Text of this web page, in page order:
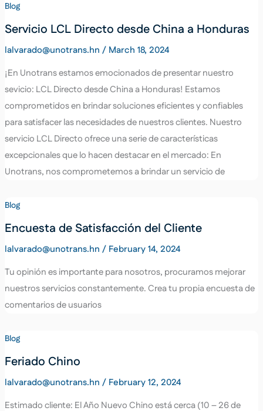
Blog
Servicio LCL Directo desde China a Honduras
lalvarado@unotrans.hn / March 18, 2024
¡En Unotrans estamos emocionados de presentar nuestro
sevicio: LCL Directo desde China a Honduras! Estamos
comprometidos en brindar soluciones eficientes y confiables
para satisfacer las necesidades de nuestros clientes. Nuestro
servicio LCL Directo ofrece una serie de características
excepcionales que lo hacen destacar en el mercado: En
Unotrans, nos comprometemos a brindar un servicio de
Blog
Encuesta de Satisfacción del Cliente
lalvarado@unotrans.hn / February 14, 2024
Tu opinión es importante para nosotros, procuramos mejorar
nuestros servicios constantemente. Crea tu propia encuesta de
comentarios de usuarios
Blog
Feriado Chino
lalvarado@unotrans.hn / February 12, 2024
Estimado cliente: El Año Nuevo Chino está cerca (10 – 26 de